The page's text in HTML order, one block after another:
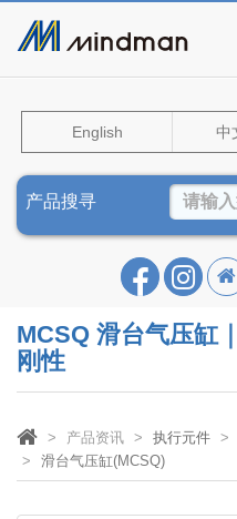
English 中
产品搜寻
MCSQ 滑台气压缸
刚性
产品资讯 执行元件
滑台气压缸(MCSQ)